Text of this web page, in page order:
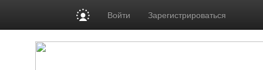
Войти Зарегистрироваться